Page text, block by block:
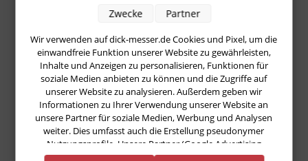
von unschönen Stellen. Das ActiveCut pure
Officemesser ist damit eine praktische Ergänzung zum
Kochmesser und gehört in jede Küche, in der
regelmäßig frisch gekocht wird – vom schnellen
Frühstück bis zur sorgfältigen Mise en place.
Typisch für F. Dick steht auch dieses Modell für eine
robuste Verarbeitung und eine alltagstaugliche
Materialauswahl. Die Klinge ist aufdauerhafte Schärfe
und eine stabile Schneide ausgelegt, sodass das
Wir verwenden auf dick-messer.de Cookies und Pixel, um die
einwandfreie Funktion unserer Website zu gewährleisten,
Inhalte und Anzeigen zu personalisieren, Funktionen für
soziale Medien anbieten zu können und die Zugriffe auf
unserer Website zu analysieren. Außerdem geben wir
Informationen zu Ihrer Verwendung unserer Website an
unsere Partner für soziale Medien, Werbung und Analysen
weiter. Dies umfasst auch die Erstellung pseudonymer
Nutzungsprofile. Unsere Partner (Google Advertising
Products) führen diese Informationen möglicherweise mit
Zwecke Partner